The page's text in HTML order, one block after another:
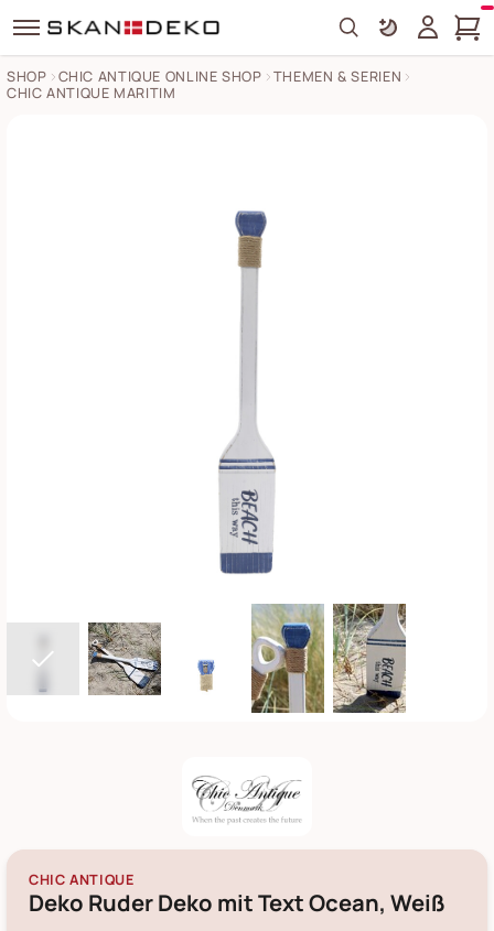
Search
SHOP CHIC ANTIQUE ONLINE SHOP
THEMEN & SERIEN
CHIC ANTIQUE MARITIM
CHIC ANTIQUE
Deko Ruder Deko mit Text Ocean, Weiß